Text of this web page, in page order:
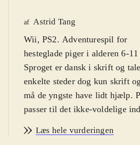
af Astrid Tang
Wii, PS2. Adventurespil for
hesteglade piger i alderen 6-11
Sproget er dansk i skrift og
enkelte steder dog kun skrift
må de yngste have lidt hjælp.
passer til det ikke-voldelige
spilversionerne og styringen
Læs hele vurderingen